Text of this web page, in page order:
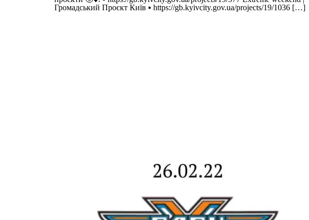
Громадський Проєкт Київ ▪️ https://gb.kyivcity.gov.ua/projects/19/1036 […]